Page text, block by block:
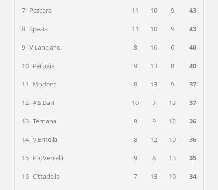
7 Pescara 11 10 9 43
8 Spezia 11 10 9 43
9 V.Lanciano 8 16 6 40
10 Perugia 9 13 8 40
11 Modena 8 13 9 37
12 A.S.Bari 10 7 13 37
13 Ternana 9 9 12 36
14 V.Entella 8 12 10 36
15 ProVercelli 9 8 13 35
16 Cittadella 7 13 10 34